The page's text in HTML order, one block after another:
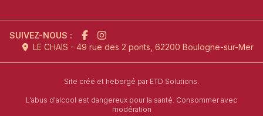
SUIVEZ-NOUS :
LE CHAIS - 49 rue des 2 ponts, 62200 Boulogne-sur-Mer
Site créé et hebergé parl'agence de création de site
ETD Solutions.
L'abus d'alcool est dangereux pour la santé. Consommer avec
modération